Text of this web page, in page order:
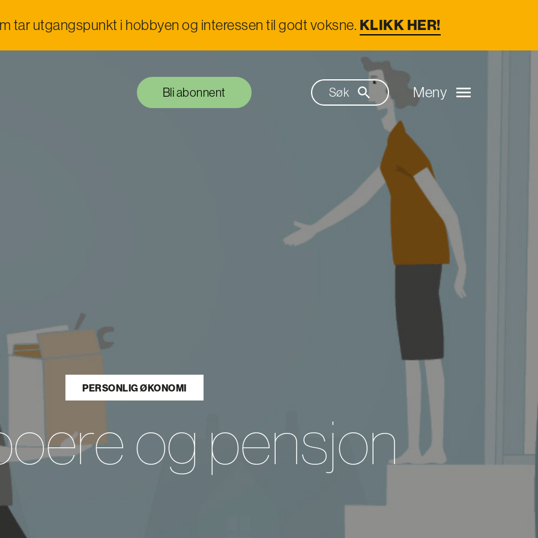
tar utgangspunkt i hobbyen og interessen til godt voksne. KLIKK HER!
Bli abonnent Søk Meny
PERSONLIG ØKONOMI
og pensjon